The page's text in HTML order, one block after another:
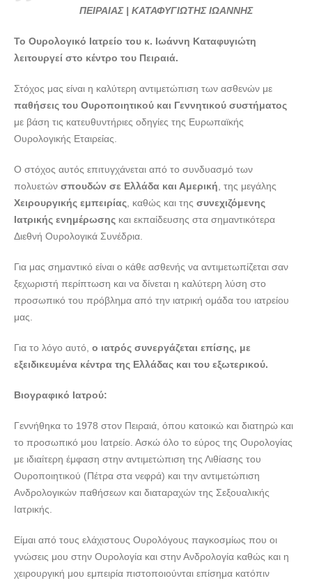
ΧΕΙΡΟΥΡΓΟΣ-ΟΥΡΟΛΟΓΟΣ-ΑΝΔΡΟΛΟΓΟΣ ΠΕΙΡΑΙΑΣ |
ΧΕΙΡΟΥΡΓΟΣ-ΟΥΡΟΛΟΓΟΣ-ΑΝΔΡΟΛΟΓΟΣ ΠΕΙΡΑΙΑΣ |
ΚΑΤΑΦΥΓΙΩΤΗΣ ΙΩΑΝΝΗΣ - doctors4u.gr
ΧΕΙΡΟΥΡΓΟΣ-ΟΥΡΟΛΟΓΟΣ-ΑΝΔΡΟΛΟΓΟΣ ΠΕΙΡΑΙΑΣ |
ΚΑΤΑΦΥΓΙΩΤΗΣ ΙΩΑΝΝΗΣ - doctors4u.gr
Εικόνα 7
ΧΕΙΡΟΥΡΓΟΣ-ΟΥΡΟΛΟΓΟΣ-ΑΝΔΡΟΛΟΓΟΣ ΠΕΙΡΑΙΑΣ |
ΠΕΙΡΑΙΑΣ | ΚΑΤΑΦΥΓΙΩΤΗΣ ΙΩΑΝΝΗΣ
Το Ουρολογικό Ιατρείο του κ. Ιωάννη Καταφυγιώτη
λειτουργεί στο κέντρο του Πειραιά.
Στόχος μας είναι η καλύτερη αντιμετώπιση των ασθενών με
παθήσεις του Ουροποιητικού και Γεννητικού συστήματος
με βάση τις κατευθυντήριες οδηγίες της Ευρωπαϊκής
Ουρολογικής Εταιρείας.
Ο στόχος αυτός επιτυγχάνεται από το συνδυασμό των
πολυετών σπουδών σε Ελλάδα και Αμερική , της μεγάλης
Χειρουργικής εμπειρίας , καθώς και της συνεχιζόμενης
Ιατρικής ενημέρωσης και εκπαίδευσης στα σημαντικότερα
Διεθνή Ουρολογικά Συνέδρια.
Για μας σημαντικό είναι ο κάθε ασθενής να αντιμετωπίζεται σαν
ξεχωριστή περίπτωση και να δίνεται η καλύτερη λύση στο
προσωπικό του πρόβλημα από την ιατρική ομάδα του ιατρείου
μας.
Για το λόγο αυτό, ο ιατρός συνεργάζεται επίσης, με
εξειδικευμένα κέντρα της Ελλάδας και του εξωτερικού.
Βιογραφικό Ιατρού:
Γεννήθηκα το 1978 στον Πειραιά, όπου κατοικώ και διατηρώ και
το προσωπικό μου Ιατρείο. Ασκώ όλο το εύρος της Ουρολογίας
με ιδιαίτερη έμφαση στην αντιμετώπιση της Λιθίασης του
Ουροποιητικού (Πέτρα στα νεφρά) και την αντιμετώπιση
Ανδρολογικών παθήσεων και διαταραχών της Σεξουαλικής
Ιατρικής.
Είμαι από τους ελάχιστους Ουρολόγους παγκοσμίως που οι
γνώσεις μου στην Ουρολογία και στην Ανδρολογία καθώς και η
χειρουργική μου εμπειρία πιστοποιούνται επίσημα κατόπιν